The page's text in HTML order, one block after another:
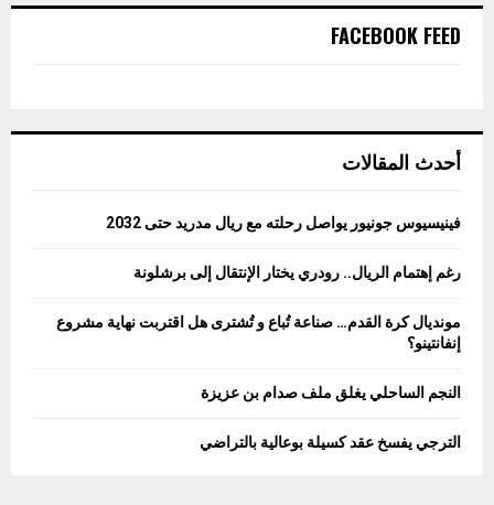
FACEBOOK FEED
أحدث المقالات
فينيسيوس جونيور يواصل رحلته مع ريال مدريد حتى 2032
رغم إهتمام الريال.. رودري يختار الإنتقال إلى برشلونة
مونديال كرة القدم… صناعة تُباع و تُشترى هل اقتربت نهاية مشروع
إنفانتينو؟
النجم الساحلي يغلق ملف صدام بن عزيزة
الترجي يفسخ عقد كسيلة بوعالية بالتراضي